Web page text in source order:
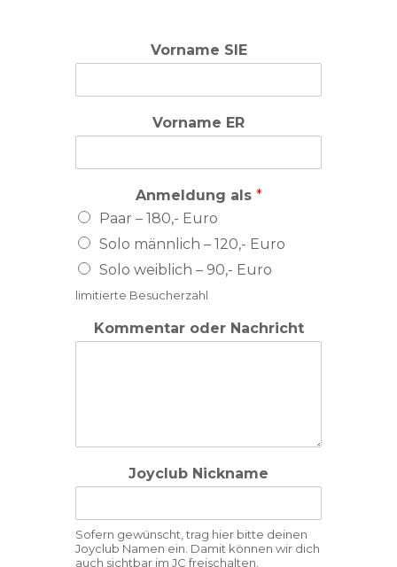
Vorname SIE
Vorname ER
Anmeldung als *
Paar – 180,- Euro
Solo männlich – 120,- Euro
Solo weiblich – 90,- Euro
limitierte Besucherzahl
Kommentar oder Nachricht
Joyclub Nickname
Sofern gewünscht, trag hier bitte deinen
Joyclub Namen ein. Damit können wir dich
auch sichtbar im JC freischalten.